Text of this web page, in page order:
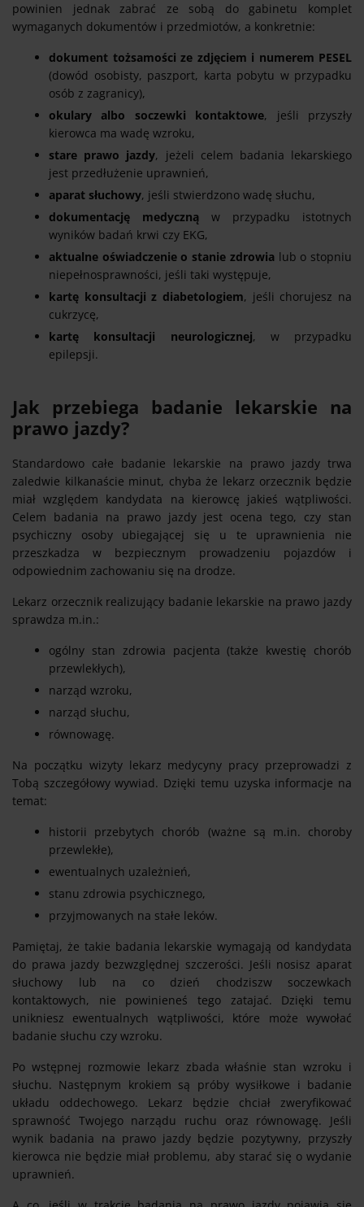
powinien jednak zabrać ze sobą do gabinetu komplet
wymaganych dokumentów i przedmiotów, a konkretnie:
dokument tożsamości ze zdjęciem i numerem PESEL
(dowód osobisty, paszport, karta pobytu w przypadku
osób z zagranicy),
okulary albo soczewki kontaktowe, jeśli przyszły
kierowca ma wadę wzroku,
stare prawo jazdy, jeżeli celem badania lekarskiego
jest przedłużenie uprawnień,
aparat słuchowy, jeśli stwierdzono wadę słuchu,
dokumentację medyczną w przypadku istotnych
wyników badań krwi czy EKG,
aktualne oświadczenie o stanie zdrowia lub o stopniu
niepełnosprawności, jeśli taki występuje,
kartę konsultacji z diabetologiem, jeśli chorujesz na
cukrzycę,
kartę konsultacji neurologicznej, w przypadku
epilepsji.
Jak przebiega badanie lekarskie na
prawo jazdy?
Standardowo całe badanie lekarskie na prawo jazdy trwa
zaledwie kilkanaście minut, chyba że lekarz orzecznik będzie
miał względem kandydata na kierowcę jakieś wątpliwości.
Celem badania na prawo jazdy jest ocena tego, czy stan
psychiczny osoby ubiegającej się u te uprawnienia nie
przeszkadza w bezpiecznym prowadzeniu pojazdów i
odpowiednim zachowaniu się na drodze.
Lekarz orzecznik realizujący badanie lekarskie na prawo jazdy
sprawdza m.in.:
ogólny stan zdrowia pacjenta (także kwestię chorób
przewlekłych),
narząd wzroku,
narząd słuchu,
równowagę.
Na początku wizyty lekarz medycyny pracy przeprowadzi z
Tobą szczegółowy wywiad. Dzięki temu uzyska informacje na
temat:
historii przebytych chorób (ważne są m.in. choroby
przewlekłe),
ewentualnych uzależnień,
stanu zdrowia psychicznego,
przyjmowanych na stałe leków.
Pamiętaj, że takie badania lekarskie wymagają od kandydata
do prawa jazdy bezwzględnej szczerości. Jeśli nosisz aparat
słuchowy lub na co dzień chodziszw soczewkach
kontaktowych, nie powinieneś tego zatajać. Dzięki temu
unikniesz ewentualnych wątpliwości, które może wywołać
badanie słuchu czy wzroku.
Po wstępnej rozmowie lekarz zbada właśnie stan wzroku i
słuchu. Następnym krokiem są próby wysiłkowe i badanie
układu oddechowego. Lekarz będzie chciał zweryfikować
sprawność Twojego narządu ruchu oraz równowagę. Jeśli
wynik badania na prawo jazdy będzie pozytywny, przyszły
kierowca nie będzie miał problemu, aby starać się o wydanie
uprawnień.